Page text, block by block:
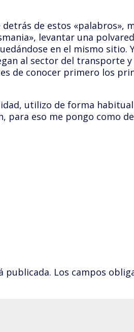
de estos «palabros»,
levantar una
en el mismo sitio.
al sector del transporte
de conocer primero los
utilizo de forma
eso me pongo como
publicada. Los campos